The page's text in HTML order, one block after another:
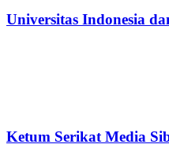
Universitas Indonesia
Ketum Serikat Media